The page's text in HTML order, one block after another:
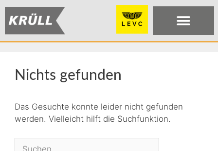
Nichts gefunden
Das Gesuchte konnte leider nicht gefunden
werden. Vielleicht hilft die Suchfunktion.